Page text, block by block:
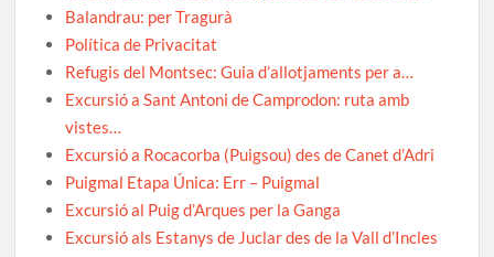
Balandrau: per Tragurà
Política de Privacitat
Refugis del Montsec: Guia d’allotjaments per a…
Excursió a Sant Antoni de Camprodon: ruta amb
vistes…
Excursió a Rocacorba (Puigsou) des de Canet d’Adri
Puigmal Etapa Única: Err – Puigmal
Excursió al Puig d’Arques per la Ganga
Excursió als Estanys de Juclar des de la Vall d’Incles